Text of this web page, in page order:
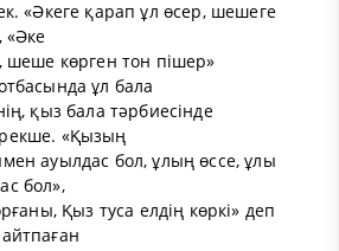
«Әкеге қарап ұл өсер, шешеге
«Әке
шеше көрген тон пішер»
ұл бала
қыз бала тәрбиесінде
«Қызың
ауылдас бол, ұлың өссе, ұлы
бол»,
Қыз туса елдің көркі» деп